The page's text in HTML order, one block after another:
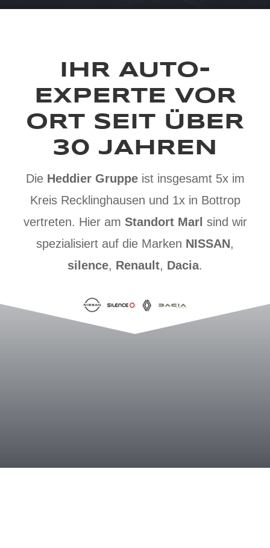
IHR AUTO-
EXPERTE VOR
ORT SEIT ÜBER
30 JAHREN
Die Heddier Gruppeist insgesamt 5x im
Kreis Recklinghausen und 1x in Bottrop
vertreten. Hier am Standort Marl sind wir
spezialisiert auf die Marken NISSAN,
silence, Renault, Dacia.